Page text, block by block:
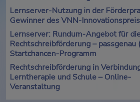
Lernserver-Nutzung in der
Gewinner des VNN-
Lernserver: Rundum-Angebot für
Rechtschreibförderung – passgenau
Startchancen-Programm
Rechtschreibförderung in
Lerntherapie und Schule – Online-
Veranstaltung